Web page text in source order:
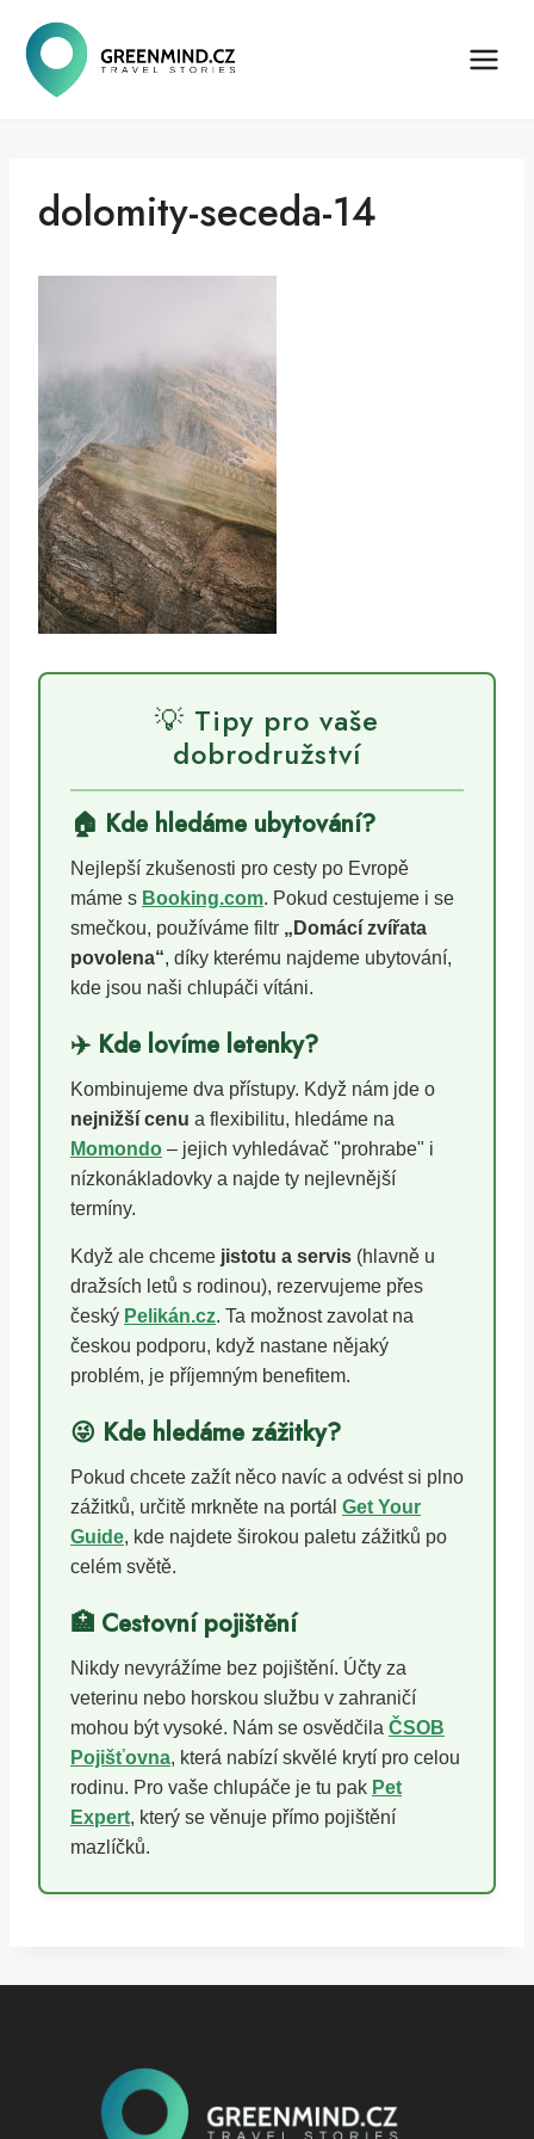
obsah
dolomity-seceda-14
💡 Tipy pro vaše
dobrodružství
🏠 Kde hledáme ubytování?
Nejlepší zkušenosti pro cesty po Evropě
máme s Booking.com. Pokud cestujeme i se
smečkou, používáme filtr „Domácí zvířata
povolena“, díky kterému najdeme ubytování,
kde jsou naši chlupáči vítáni.
✈️ Kde lovíme letenky?
Kombinujeme dva přístupy. Když nám jde o
nejnižší cenu a flexibilitu, hledáme na
Momondo – jejich vyhledávač "prohrabe" i
nízkonákladovky a najde ty nejlevnější
termíny.
Když ale chceme jistotu a servis (hlavně u
dražsích letů s rodinou), rezervujeme přes
český Pelikán.cz. Ta možnost zavolat na
českou podporu, když nastane nějaký
problém, je příjemným benefitem.
😜 Kde hledáme zážitky?
Pokud chcete zažít něco navíc a odvést si plno
zážitků, určitě mrkněte na portál Get Your
Guide, kde najdete širokou paletu zážitků po
celém světě.
🏥 Cestovní pojištění
Nikdy nevyrážíme bez pojištění. Účty za
veterinu nebo horskou službu v zahraničí
mohou být vysoké. Nám se osvědčila ČSOB
Pojišťovna, která nabízí skvělé krytí pro celou
rodinu. Pro vaše chlupáče je tu pak Pet
Expert, který se věnuje přímo pojištění
mazlíčků.